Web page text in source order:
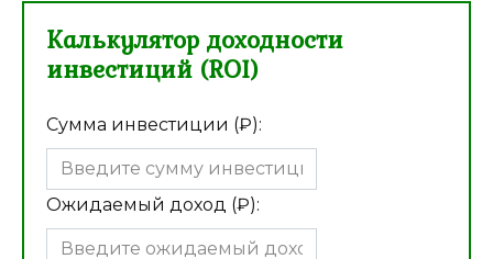
Калькулятор доходности
инвестиций (ROI)
Сумма инвестиции (₽):
Ожидаемый доход (₽):